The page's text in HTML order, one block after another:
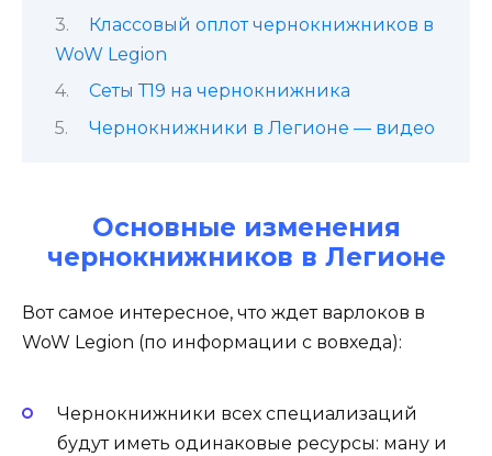
Классовый оплот чернокнижников в
WoW Legion
Сеты Т19 на чернокнижника
Чернокнижники в Легионе — видео
Основные изменения
чернокнижников в Легионе
Вот самое интересное, что ждет варлоков в
WoW Legion (по информации с вовхеда):
Чернокнижники всех специализаций
будут иметь одинаковые ресурсы: ману и